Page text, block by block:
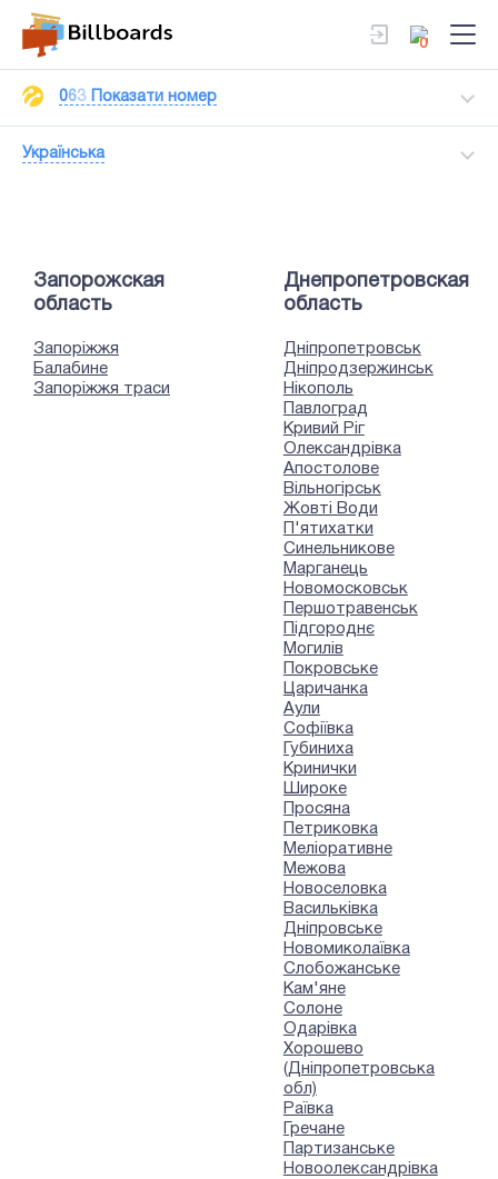
0
063 Показати номер
Українська
Запорожская
область
Запоріжжя
Балабине
Запоріжжя траси
Днепропетровская
область
Дніпропетровськ
Дніпродзержинськ
Нікополь
Павлоград
Кривий Ріг
Олександрівка
Апостолове
Вільногірськ
Жовті Води
П'ятихатки
Синельникове
Марганець
Новомосковськ
Першотравенськ
Підгороднє
Могилів
Покровське
Царичанка
Аули
Софіївка
Губиниха
Кринички
Широке
Просяна
Петриковка
Меліоративне
Межова
Новоселовка
Васильківка
Дніпровське
Новомиколаївка
Слобожанське
Кам'яне
Солоне
Одарівка
Хорошево
(Дніпропетровська
обл)
Раївка
Гречане
Партизанське
Новоолександрівка